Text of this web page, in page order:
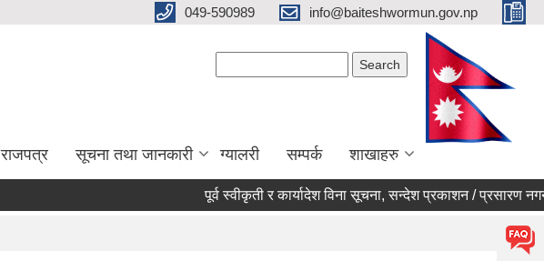
049-590989 info@baiteshwormun.gov.np
राजपत्र सूचना तथा जानकारी ग्यालरी सम्पर्क शाखाहरु
पूर्व स्वीकृती र कार्यादेश विना सूचना, सन्देश प्रकाशन / प्रसारण नगर्ने